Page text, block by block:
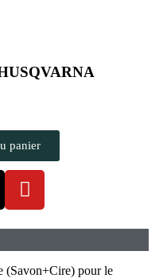
panier
(Savon+Cire) pour le